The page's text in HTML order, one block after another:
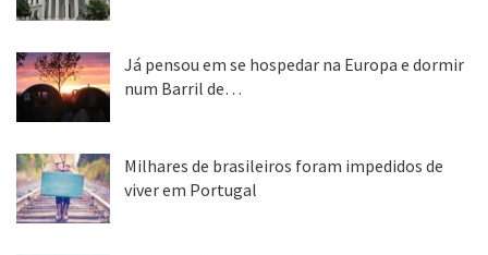
Já pensou em se hospedar na Europa e dormir
num Barril de…
Milhares de brasileiros foram impedidos de
viver em Portugal